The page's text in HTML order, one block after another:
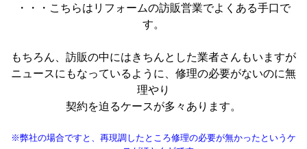
・・・こちらはリフォームの訪販営業でよくある手口で
す。
もちろん、訪販の中にはきちんとした業者さんもいますが
ニュースにもなっているように、修理の必要がないのに無
理やり
契約を迫るケースが多々あります。
※弊社の場合ですと、再現調したところ修理の必要が無かったというケ